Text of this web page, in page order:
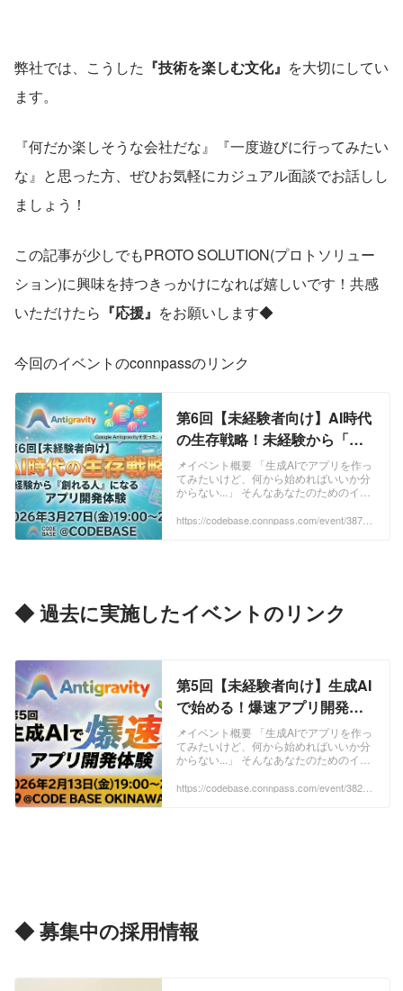
弊社では、こうした 『技術を楽しむ文化』 を大切にしてい
ます。
『何だか楽しそうな会社だな』『一度遊びに行ってみたい
な』と思った方、ぜひお気軽にカジュアル面談でお話しし
ましょう！
この記事が少しでもPROTO SOLUTION(プロトソリュー
ション)に興味を持つきっかけになれば嬉しいです！共感
いただけたら 『応援』 をお願いします◆
今回のイベントのconnpassのリンク
第6回【未経験者向け】AI時代
の生存戦略！未経験から「創
れる人」になるアプリ開発体
験 (2026/03/27 19:00〜)
📌イベント概要 「生成AIでアプリを作っ
てみたいけど、何から始めればいいか分
からない...」 そんなあなたのためのイベ
ントの第6回開催決定！ 前回参加できな
https://codebase.connpass.com/event/38793
◆ 過去に実施したイベントのリンク
第5回【未経験者向け】生成AI
で始める！爆速アプリ開発体
験 (2026/02/13 19:15〜)
📌イベント概要 「生成AIでアプリを作っ
てみたいけど、何から始めればいいか分
からない...」 そんなあなたのためのイベ
ントの第5回開催決定！ 前回参加できな
https://codebase.connpass.com/event/38283
◆ 募集中の採用情報